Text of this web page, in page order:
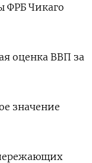
ФРБ Чикаго
оценка ВВП за
значение